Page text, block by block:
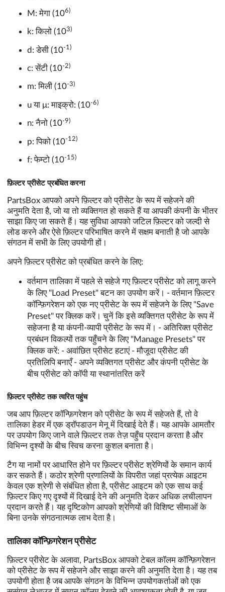
M: मेगा (106)
k: किलो (103)
d: डेसी (10-1)
c: सेंटी (10-2)
m: मिली (10-3)
u या μ: माइक्रो: (10-6)
n: नैनो (10-9)
p: पिको (10-12)
f: फेम्टो (10-15)
फ़िल्टर प्रीसेट प्रबंधित करना
PartsBox आपको अपने फ़िल्टर को प्रीसेट के रूप में सहेजने की
अनुमति देता है, जो या तो व्यक्तिगत हो सकते हैं या आपकी कंपनी के भीतर
साझा किए जा सकते हैं। यह सुविधा आपको जटिल फ़िल्टर को जल्दी से
लोड करने और ऐसे फ़िल्टर परिभाषित करने में सक्षम बनाती है जो आपके
संगठन में सभी के लिए उपयोगी हों।
अपने फ़िल्टर प्रीसेट को प्रबंधित करने के लिए:
वर्तमान तालिका में पहले से सहेजे गए फ़िल्टर प्रीसेट को लागू करने
के लिए "Load Preset" बटन का उपयोग करें। - वर्तमान फ़िल्टर
कॉन्फ़िगरेशन को एक नए प्रीसेट के रूप में सहेजने के लिए "Save
Preset" पर क्लिक करें। चुनें कि इसे व्यक्तिगत प्रीसेट के रूप में
सहेजना है या कंपनी-व्यापी प्रीसेट के रूप में। - अतिरिक्त प्रीसेट
प्रबंधन विकल्पों तक पहुँचने के लिए "Manage Presets" पर
क्लिक करें: - अवांछित प्रीसेट हटाएं - मौजूदा प्रीसेट की
प्रतिलिपि बनाएँ - अपने व्यक्तिगत प्रीसेट और कंपनी प्रीसेट के
बीच प्रीसेट को कॉपी या स्थानांतरित करें
फ़िल्टर प्रीसेट तक त्वरित पहुंच
जब आप फ़िल्टर कॉन्फ़िगरेशन को प्रीसेट के रूप में सहेजते हैं, तो वे
तालिका हेडर में एक ड्रॉपडाउन मेनू में दिखाई देते हैं। यह आपके आमतौर
पर उपयोग किए जाने वाले फ़िल्टर तक तेज़ पहुँच प्रदान करता है और
विभिन्न दृश्यों के बीच स्विच करना कुशल बनाता है।
टैग या नामों पर आधारित होने पर फ़िल्टर प्रीसेट श्रेणियों के समान कार्य
कर सकते हैं। कठोर श्रेणी प्रणालियों के विपरीत जहां प्रत्येक आइटम
केवल एक श्रेणी से संबंधित होता है, प्रीसेट आइटम को एक साथ कई
फ़िल्टर किए गए दृश्यों में दिखाई देने की अनुमति देकर अधिक लचीलापन
प्रदान करते हैं। यह दृष्टिकोण आपको श्रेणियों की विशिष्ट सीमाओं के
बिना उनके संगठनात्मक लाभ देता है।
तालिका कॉन्फ़िगरेशन प्रीसेट
फ़िल्टर प्रीसेट के अलावा, PartsBox आपको टेबल कॉलम कॉन्फ़िगरेशन
को प्रीसेट के रूप में सहेजने और साझा करने की अनुमति देता है। यह तब
उपयोगी होता है जब आपके संगठन के विभिन्न उपयोगकर्ताओं को एक